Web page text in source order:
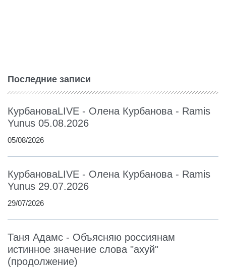
Последние записи
КурбановаLIVE - Олена Курбанова - Ramis
Yunus 05.08.2026
05/08/2026
КурбановаLIVE - Олена Курбанова - Ramis
Yunus 29.07.2026
29/07/2026
Таня Адамс - Объясняю россиянам
истинное значение слова "ахуй"
(продолжение)